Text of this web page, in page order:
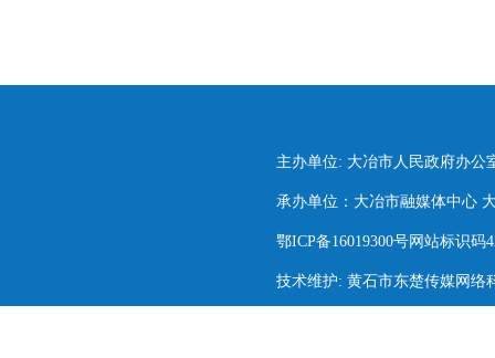
主办单位: 大冶市人民政府办公
承办单位：大冶市融媒体中心
鄂ICP备16019300号网站标识码
技术维护: 黄石市东楚传媒网络